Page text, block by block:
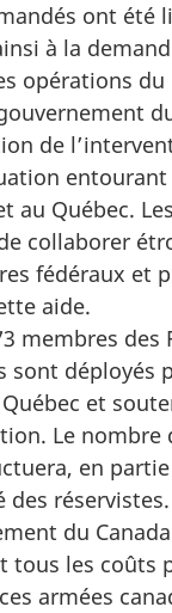
ont été
à la
opérations
de
au Québec.
collaborer
fédéraux et
aide.
membres des
sont déployés
et
Le nombre
en
réservistes.
du
tous les coûts
armées